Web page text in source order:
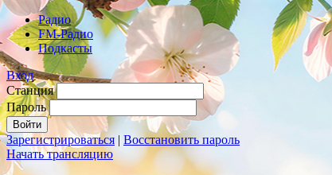
Радио
FM-Радио
Подкасты
Вход
Станция
Пароль
Зарегистрироваться | Восстановить пароль
Начать трансляцию